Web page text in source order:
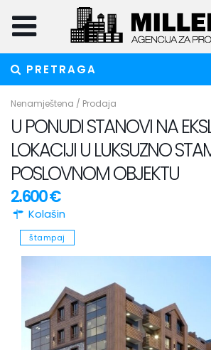
PRETRAGA
Nenamještena / Prodaja
U PONUDI STANOVI NA
LOKACIJI U LUKSUZNO
POSLOVNOM OBJEKTU
2.600 €
Kolašin
štampaj